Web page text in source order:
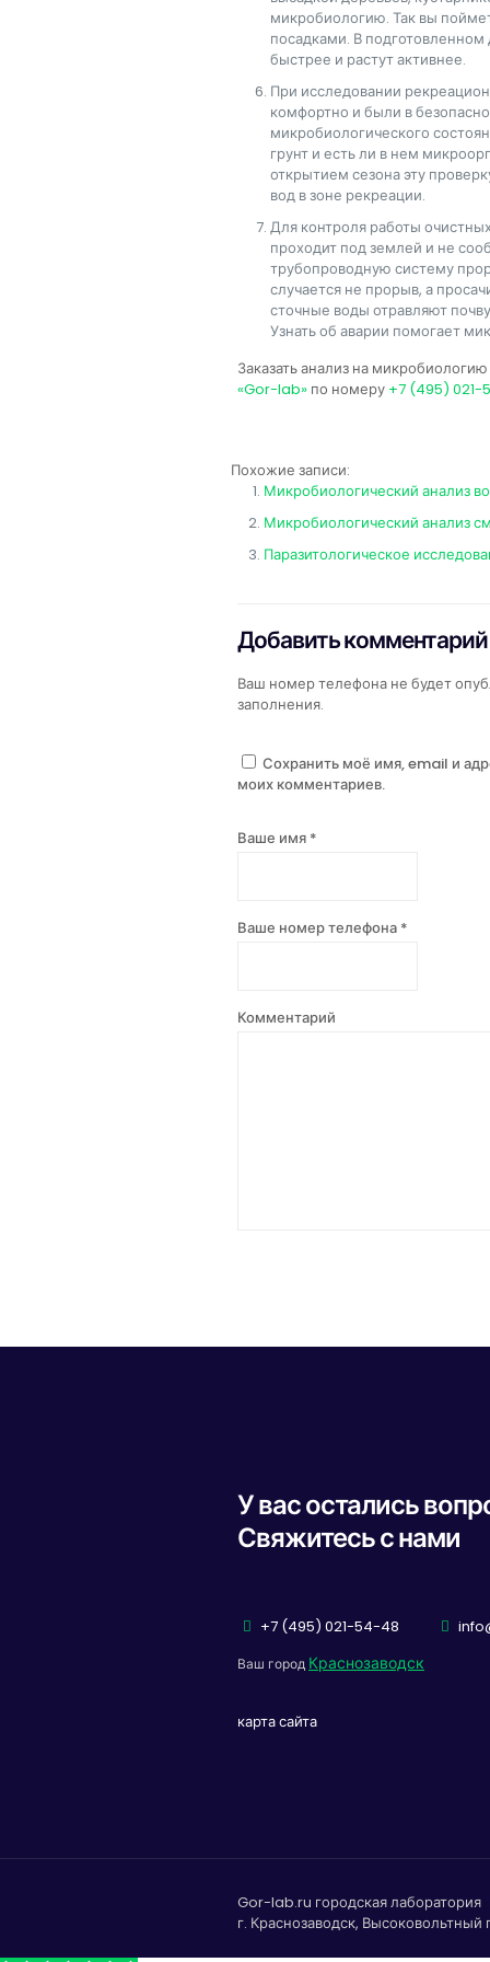
микробиологию. Так вы
посадками. В
быстрее и растут активнее.
При исследовании
комфортно и были в
микробиологического
грунт и есть ли в нем
открытием сезона эту
вод в зоне рекреации.
Для контроля работы
проходит под землей и не
трубопроводную систему
случается не прорыв, а
сточные воды отравляют
Узнать об аварии помогает
Заказать анализ на
«Gor-lab» по номеру +7 (495)
Похожие записи:
Микробиологический анализ
Микробиологический анализ
Паразитологическое
Добавить комментарий
Ваш номер телефона не будет
заполнения.
Комментарий
Ваше имя *
Сохранить моё имя, email и
моих комментариев.
Ваше номер телефона *
У вас остались
Свяжитесь с нами
+7 (495) 021-54-48
Ваш город Краснозаводск
карта сайта
Gor-lab.ru городская лаборатория
г. Краснозаводск, Высоковольтный